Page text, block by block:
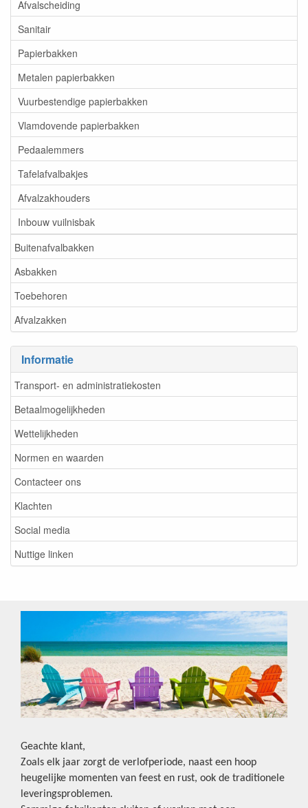
Afvalscheiding
Sanitair
Papierbakken
Metalen papierbakken
Vuurbestendige papierbakken
Vlamdovende papierbakken
Pedaalemmers
Tafelafvalbakjes
Afvalzakhouders
Inbouw vuilnisbak
Buitenafvalbakken
Asbakken
Toebehoren
Afvalzakken
Informatie
Transport- en administratiekosten
Betaalmogelijkheden
Wettelijkheden
Normen en waarden
Contacteer ons
Klachten
Social media
Nuttige linken
Geachte klant,
Zoals elk jaar zorgt de verlofperiode, naast een hoop
heugelijke momenten van feest en rust, ook de traditionele
leveringsproblemen.